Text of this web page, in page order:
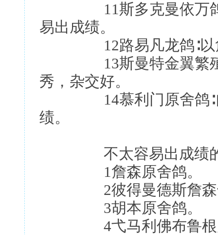
11斯多克曼依万鸽∶
易出成绩。
12路易凡龙鸽∶以詹
13斯曼特金翼繁殖中
秀，杂交好。
14慕利门原舍鸽∶自
绩。
不太容易出成绩的
1詹森原舍鸽。
2彼得曼德斯詹森
3胡本原舍鸽。
4弋马利佛布鲁根